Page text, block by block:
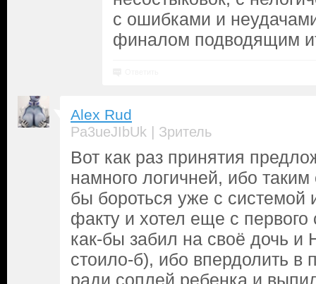
с ошибками и
финалом подводящим
Alex Rud
Pa3ueJIbUk | Зритель
Вот как раз принятия
намного логичней, ибо
бы бороться уже с системой
факту и хотел еще с первого
как-бы забил на своё дочь и
стоило-б), ибо впердолить в
ради соплей ребенка и